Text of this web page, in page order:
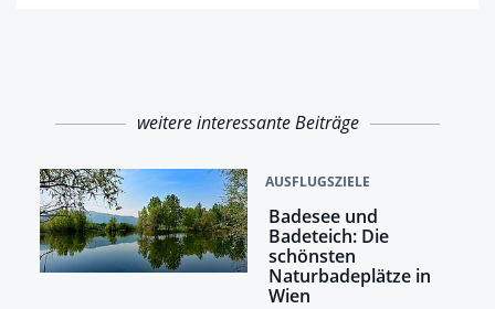
weitere interessante Beiträge
AUSFLUGSZIELE
Badesee und
Badeteich: Die
schönsten
Naturbadeplätze in
Wien